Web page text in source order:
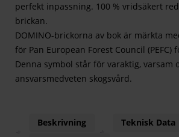
perfekt inpassning. 100 % vridsäkert
brickan.
DOMINO-brickorna av bok är märkta
för Pan European Forest Council
Denna symbol står för varaktig, varsam
ansvarsmedveten skogsvård.
Beskrivning
Teknisk Data